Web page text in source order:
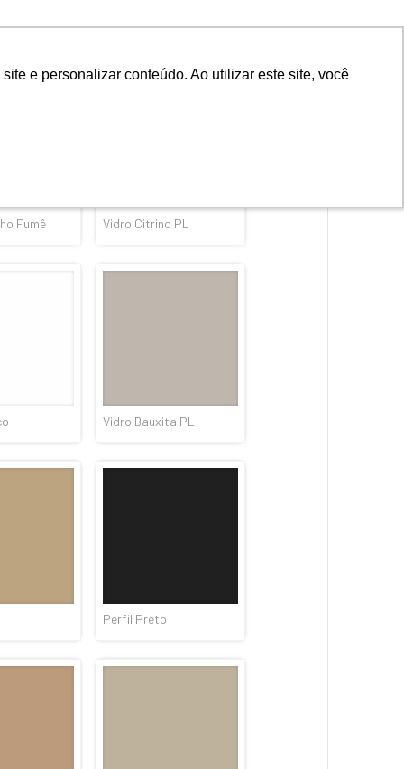
Vidro Naiá
Fumê Vidro Citrino PL
Vidro Bauxita PL
Perfil Preto